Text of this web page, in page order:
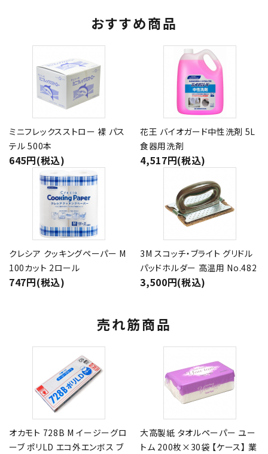
おすすめ商品
ミニフレックスストロー 裸 パス
テル 500本
645円(税込)
花王 バイオガード中性洗剤 5L
食器用洗剤
4,517円(税込)
クレシア クッキングペーパー M
100カット 2ロール
747円(税込)
3M スコッチ・ブライト グリドル
パッドホルダー 高温用 No.482
3,500円(税込)
売れ筋商品
オカモト 728B M イージーグロ
ーブ ポリLD エコ外エンボス ブ
大高製紙 タオルペーパー ユー
トム 200枚×30袋 【ケース】 業